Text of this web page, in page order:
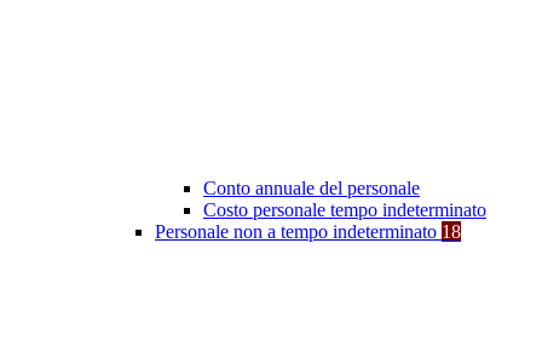
Conto annuale del personale
Costo personale tempo indeterminato
Personale non a tempo indeterminato 18